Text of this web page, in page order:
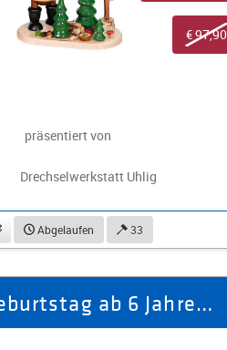
präsentiert von
Drechselwerkstatt Uhlig
beobachtenAbgelaufen 33
€ 97,90
Kindergeburtstag ab 6 Jahren auf der Eisbahn Oelsnitz/V.